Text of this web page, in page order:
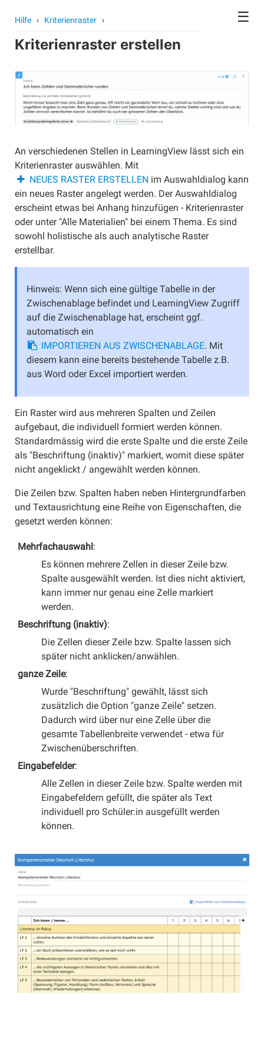
Hilfe › Kriterienraster ›
Kriterienraster erstellen
An verschiedenen Stellen in LearningView lässt sich ein
Kriterienraster auswählen. Mit
NEUES RASTER ERSTELLEN im Auswahldialog kann
ein neues Raster angelegt werden. Der Auswahldialog
erscheint etwas bei Anhang hinzufügen - Kriterienraster
oder unter "Alle Materialien" bei einem Thema. Es sind
sowohl holistische als auch analytische Raster
erstellbar.
Hinweis: Wenn sich eine gültige Tabelle in der
Zwischenablage befindet und LearningView Zugriff
auf die Zwischenablage hat, erscheint ggf.
automatisch ein
IMPORTIEREN AUS ZWISCHENABLAGE. Mit
diesem kann eine bereits bestehende Tabelle z.B.
aus Word oder Excel importiert werden.
Ein Raster wird aus mehreren Spalten und Zeilen
aufgebaut, die individuell formiert werden können.
Standardmässig wird die erste Spalte und die erste Zeile
als "Beschriftung (inaktiv)" markiert, womit diese später
nicht angeklickt / angewählt werden können.
Die Zeilen bzw. Spalten haben neben Hintergrundfarben
und Textausrichtung eine Reihe von Eigenschaften, die
gesetzt werden können:
Mehrfachauswahl
Es können mehrere Zellen in dieser Zeile bzw.
Spalte ausgewählt werden. Ist dies nicht aktiviert,
kann immer nur genau eine Zelle markiert
werden.
Beschriftung (inaktiv)
Die Zellen dieser Zeile bzw. Spalte lassen sich
später nicht anklicken/anwählen.
ganze Zeile
Wurde "Beschriftung" gewählt, lässt sich
zusätzlich die Option "ganze Zeile" setzen.
Dadurch wird über nur eine Zelle über die
gesamte Tabellenbreite verwendet - etwa für
Zwischenüberschriften.
Eingabefelder
Alle Zellen in dieser Zeile bzw. Spalte werden mit
Eingabefeldern gefüllt, die später als Text
individuell pro Schüler:in ausgefüllt werden
können.
☰
Kontoeinstellungen
Passwort
Benutzer wechseln
Schule wechseln
Kurse
Kurse erstellen
Kurse archivieren
Kurse gemeinsam unterrichten
Kurse übergeben
Schüler/innen anlegen
Schüler/innen einladen
Schüler/innen übertragen
Gruppen verwenden
Materialien
Materialien erstellen
Abgabeformen
Selbsttest
Umfrage
Interaktiv (extern)
Materialien freigegeben
Materialien filtern
Materialien archivieren
Unterrichten
Abschnitt Aktuelles
Sichtbarkeit einstellen
Arbeitsstand
Korrekturen
Aufgaben von Schüler/innen
Werkzeuge
Gruppen bilden
Timer verwenden
Kurs-Dokumente
QR-Codes
Aktivitäten
Selbseinschätzungen
Sticker verwenden
Korrekturform anpassen
Kurs-Kalender verwenden
Ergebnisse exportieren
Chat
Portfolios